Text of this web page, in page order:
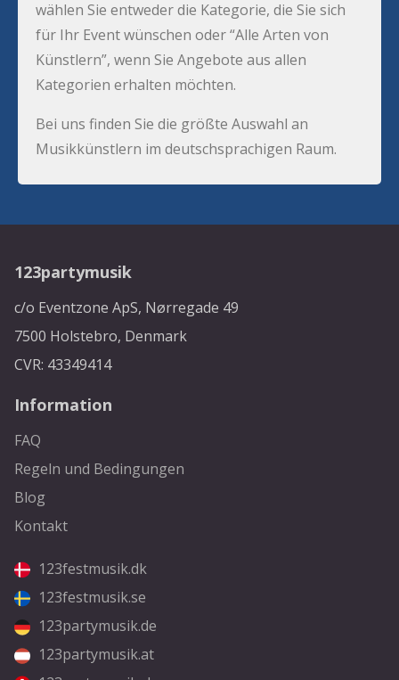
wählen Sie entweder die Kategorie, die Sie sich
für Ihr Event wünschen oder “Alle Arten von
Künstlern”, wenn Sie Angebote aus allen
Kategorien erhalten möchten.
Bei uns finden Sie die größte Auswahl an
Musikkünstlern im deutschsprachigen Raum.
123partymusik
c/o Eventzone ApS, Nørregade 49
7500 Holstebro, Denmark
CVR: 43349414
Information
FAQ
Regeln und Bedingungen
Blog
Kontakt
123festmusik.dk
123festmusik.se
123partymusik.de
123partymusik.at